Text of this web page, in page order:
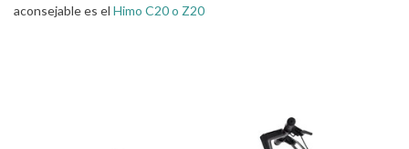
aconsejable es el Himo C20 o Z20